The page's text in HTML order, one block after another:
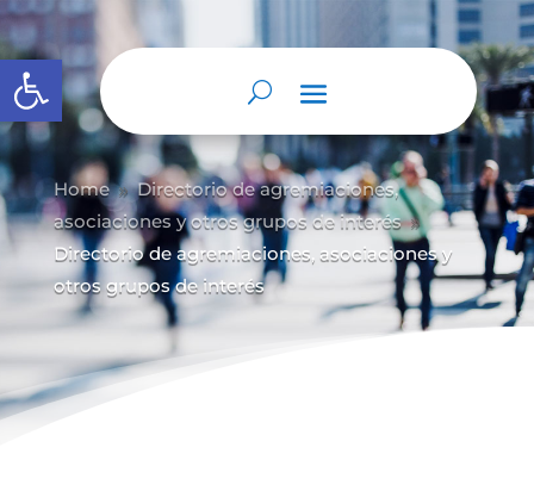
Abrir barra de herramientas
Home 9 Directorio de agremiaciones,
asociaciones y otros grupos de interés 9
Directorio de agremiaciones, asociaciones y
otros grupos de interés